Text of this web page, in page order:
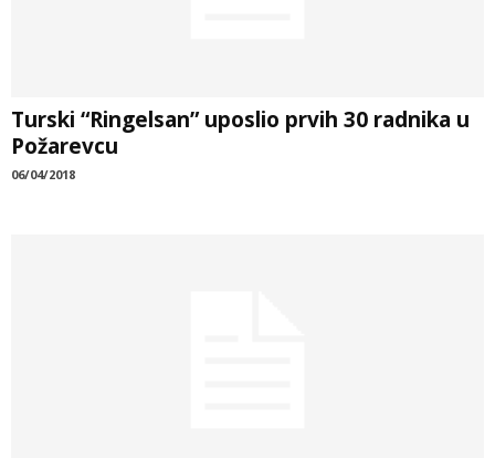
Turski “Ringelsan” uposlio prvih 30 radnika u
Požarevcu
06/04/2018